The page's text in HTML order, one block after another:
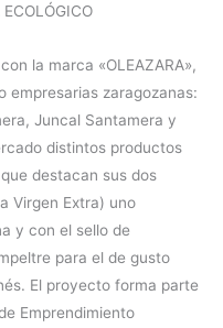
la marca «OLEAZARA»,
empresarias zaragozanas:
Juncal Santamera y
distintos productos
destacan sus dos
Virgen Extra) uno
y con el sello de
para el de gusto
El proyecto forma parte
Emprendimiento